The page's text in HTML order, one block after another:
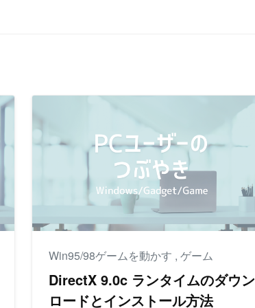
Win95/98ゲームを動かす , ゲーム
DirectX 9.0c ランタイムのダウン
ロードとインストール方法